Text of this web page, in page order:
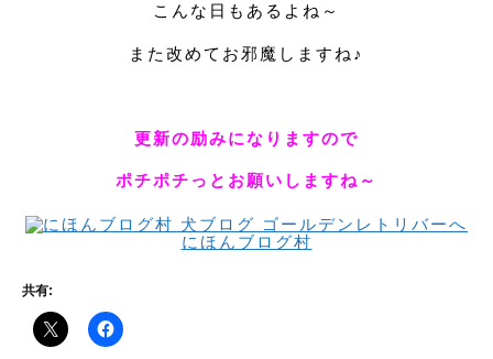
こんな日もあるよね～
また改めてお邪魔しますね♪
更新の励みになりますので
ポチポチっとお願いしますね～
にほんブログ村
共有: